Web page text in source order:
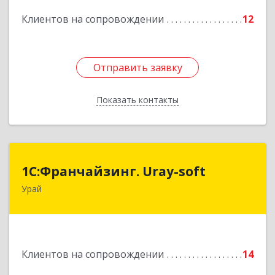
Клиентов на сопровождении 12
Отправить заявку
Показать контакты
Отправить заявку
Назад
1С:Франчайзинг. Uray-soft
Урай
Клиентов на сопровождении 14
1С:Франчайзинг. Uray-soft
628284, Ханты-Мансийский Автономный округ